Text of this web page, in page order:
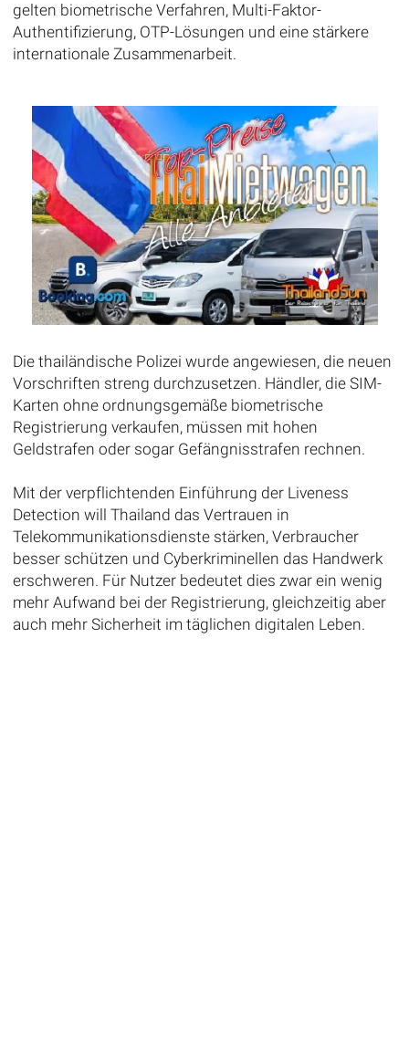
gelten biometrische Verfahren, Multi-Faktor-
Authentifizierung, OTP-Lösungen und eine stärkere
internationale Zusammenarbeit.
Die thailändische Polizei wurde angewiesen, die neuen
Vorschriften streng durchzusetzen. Händler, die SIM-
Karten ohne ordnungsgemäße biometrische
Registrierung verkaufen, müssen mit hohen
Geldstrafen oder sogar Gefängnisstrafen rechnen.
Mit der verpflichtenden Einführung der Liveness
Detection will Thailand das Vertrauen in
Telekommunikationsdienste stärken, Verbraucher
besser schützen und Cyberkriminellen das Handwerk
erschweren. Für Nutzer bedeutet dies zwar ein wenig
mehr Aufwand bei der Registrierung, gleichzeitig aber
auch mehr Sicherheit im täglichen digitalen Leben.